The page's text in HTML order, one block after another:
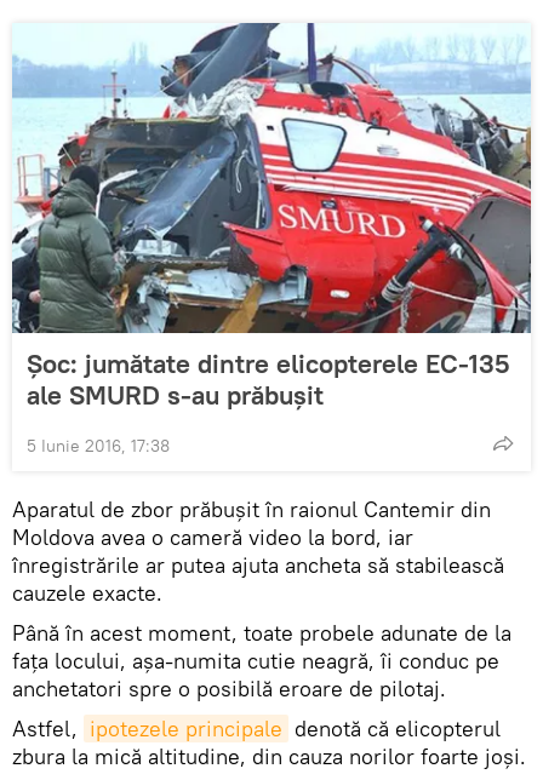
Șoc: jumătate dintre elicopterele EC-135
ale SMURD s-au prăbușit
5 Iunie 2016, 17:38
Aparatul de zbor prăbuşit în raionul Cantemir din
Moldova avea o cameră video la bord, iar
înregistrările ar putea ajuta ancheta să stabilească
cauzele exacte.
Până în acest moment, toate probele adunate de la
faţa locului, aşa-numita cutie neagră, îi conduc pe
anchetatori spre o posibilă eroare de pilotaj.
Astfel, ipotezele principale denotă că elicopterul
zbura la mică altitudine, din cauza norilor foarte joşi.